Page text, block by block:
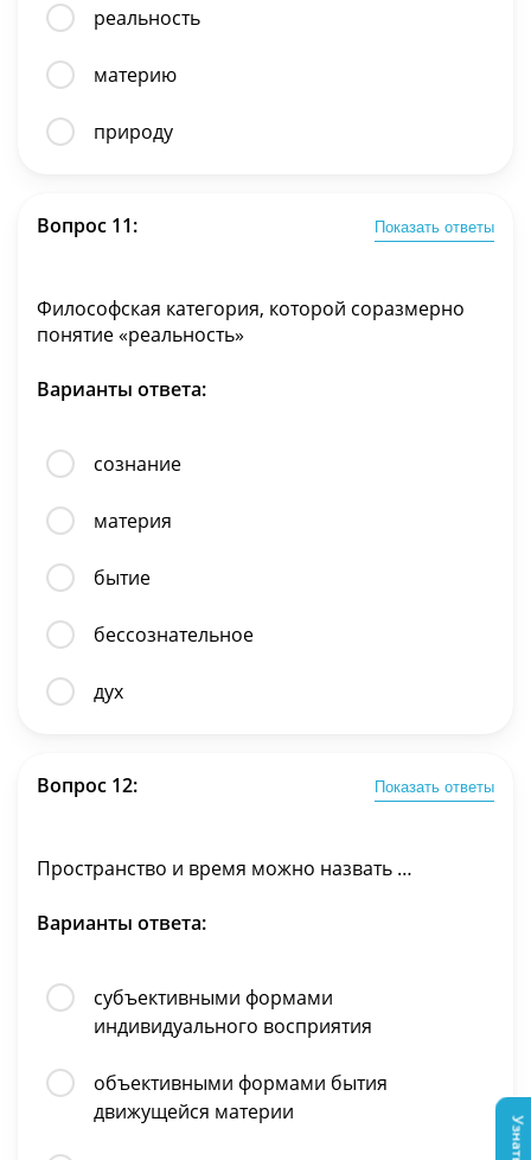
реальность
материю
природу
Вопрос 11: Показать ответы
Философская категория, которой соразмерно
понятие «реальность»
Варианты ответа:
сознание
материя
бытие
бессознательное
дух
Вопрос 12: Показать ответы
Пространство и время можно назвать …
Варианты ответа:
субъективными формами
индивидуального восприятия
объективными формами бытия
движущейся материи